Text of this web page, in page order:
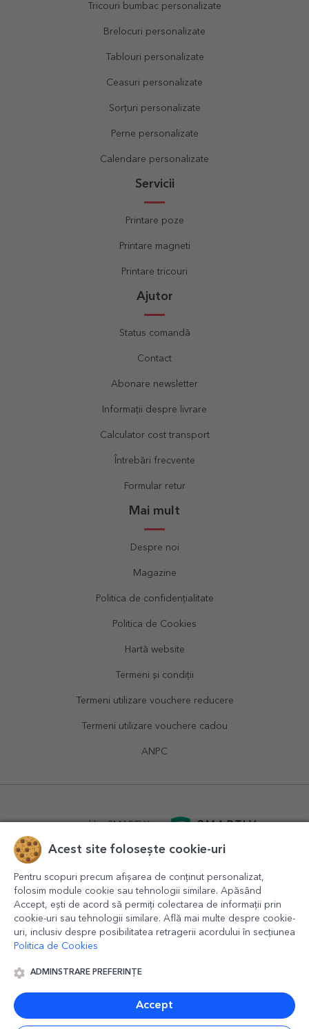
Tricouri bumbac personalizate
Brelocuri personalizate
Tablouri personalizate
Ceasuri personalizate
Sorțuri personalizate
Perne personalizate
Calendare personalizate
Servicii
Printare poze
Printare magneti
Printare tricouri
Ajutor
Status comandă
Contact
Abonare newsletter
Informații despre livrare
Calculator cost transport
Întrebări frecvente
Formular retur
Mai mult
Despre noi
Magazine
Politica de confidențialitate
Politica de Cookies
Hartă website
Termeni și condiții
Termeni utilizare vouchere reducere
Termeni utilizare vouchere cadou
ANPC
powered bySMARTLY.ro
© 2016-2026 StarGift Romania,
contact@stargift.ro
www.stargift.ro
Acest site folosește cookie-uri
Pentru scopuri precum afișarea de conținut personalizat,
folosim module cookie sau tehnologii similare. Apăsând
Accept, ești de acord să permiți colectarea de informații prin
cookie-uri sau tehnologii similare. Află mai multe despre cookie-
uri, inclusiv despre posibilitatea retragerii acordului în secțiunea
Politica de Cookies
ADMINSTRARE PREFERINȚE
Accept